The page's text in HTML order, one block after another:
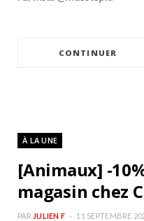
CONTINUER
À LA UNE
[Animaux] -
magasin chez
PAR JULIEN F 11 SEPTEMBRE